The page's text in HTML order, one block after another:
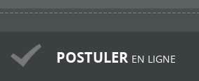
POSTULER EN LIGNE